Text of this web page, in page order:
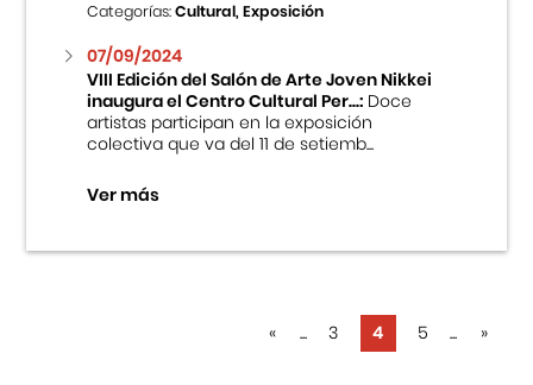
Categorías:Cultural, Exposición
07/09/2024
VIII Edición del Salón de Arte Joven Nikkei
inaugura el Centro Cultural Per...:Doce
artistas participan en la exposición
colectiva que va del 11 de setiemb...
Ver más
« ... 3 4 5 ... »